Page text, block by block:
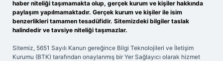
haber niteliği taşımamakta olup, gerçek kurum ve kişiler hakkında
paylaşım yapılmamaktadır. Gerçek kurum ve kişiler ile isim
benzerlikleri tamamen tesadüfidir. Sitemizdeki bilgiler taslak
halindedir ve tavsiye niteliği taşımazlar.
Sitemiz, 5651 Sayılı Kanun gereğince Bilgi Teknolojileri ve İletişim
Kurumu (BTK) tarafından onaylanmış bir Yer Sağlayıcı olarak hizmet